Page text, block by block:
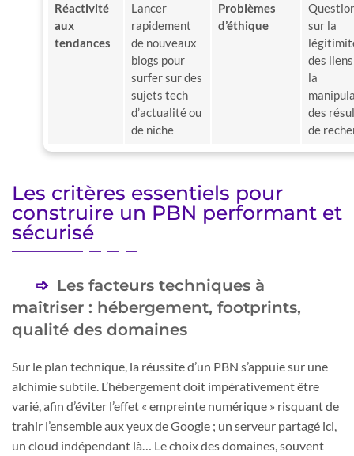
Réactivité
aux
tendances
Lancer
rapidement
de nouveaux
blogs pour
surfer sur des
sujets tech
d’actualité ou
de niche
Problèmes
d’éthique
sur la
des
la
des
de
Les critères essentiels pour
construire un PBN performant et
sécurisé
Les facteurs techniques à
maîtriser : hébergement, footprints,
qualité des domaines
Sur le plan technique, la réussite d’un PBN s’appuie sur une
alchimie subtile. L’hébergement doit impérativement être
varié, afin d’éviter l’effet « empreinte numérique » risquant de
trahir l’ensemble aux yeux de Google ; un serveur partagé ici,
un cloud indépendant là… Le choix des domaines, souvent